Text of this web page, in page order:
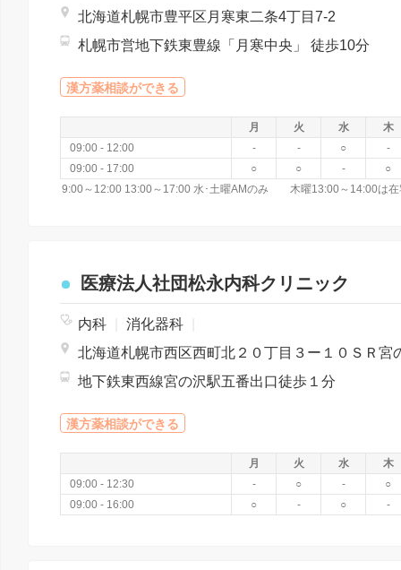
北海道札幌市豊平区月寒東二条4丁目7-2
札幌市営地下鉄東豊線「月寒中央」 徒歩10分
漢方薬相談ができる
月 火 水
木
09:00 - 12:00
- - ○
-
09:00 - 17:00
○ ○ -
○
9:00～12:00 13:00～17:00 水･土曜AMのみ 木曜13:00～14:00は
医療法人社団松永内科クリニック
内科 消化器科
地下鉄東西線宮の沢駅五番出口徒歩１分
漢方薬相談ができる
月 火 水
木
09:00 - 12:30
- ○ -
○
09:00 - 16:00
○ - ○ -